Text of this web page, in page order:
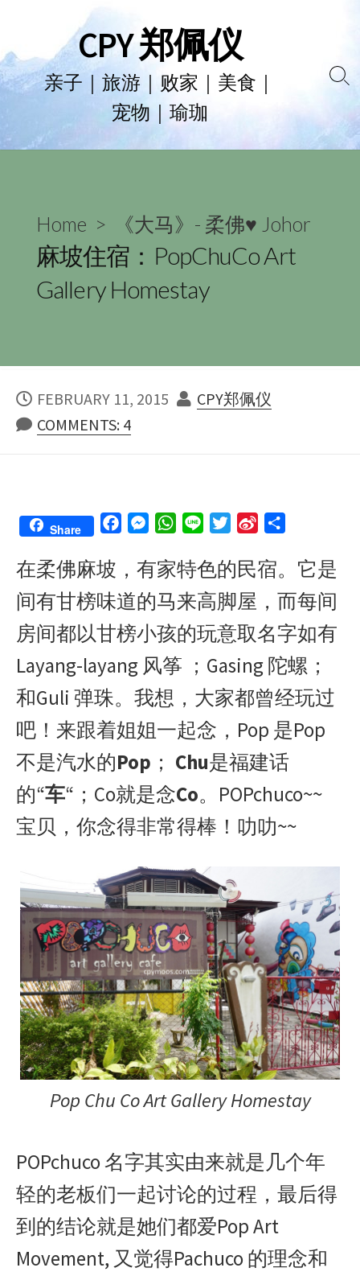
to
content
CPY 郑佩仪
亲子｜旅游｜败家｜美食｜
宠物｜瑜珈
Home > 《大马》- 柔佛♥ Johor
麻坡住宿：PopChuCo Art
Gallery Homestay
PUBLISHED
DATE
FEBRUARY 11, 2015 AUTHOR
CPY郑佩仪
COMMENTS: 4
Share
b
o
k
s
e
n
e
r
W
a
s
A
p
n
i
t
e
r
n
W
e
b
o
e
在柔佛麻坡，有家特色的民宿。它是
间有甘榜味道的马来高脚屋，而每间
房间都以甘榜小孩的玩意取名字如有
Layang-layang 风筝 ；Gasing 陀螺；
和Guli 弹珠。我想，大家都曾经玩过
吧！来跟着姐姐一起念，Pop 是Pop
不是汽水的Pop ； Chu是福建话
的“车“；Co就是念Co。POPchuco~~
宝贝，你念得非常得棒！叻叻~~
Pop Chu Co Art Gallery Homestay
POPchuco 名字其实由来就是几个年
轻的老板们一起讨论的过程，最后得
到的结论就是她们都爱Pop Art
Movement, 又觉得Pachuco 的理念和